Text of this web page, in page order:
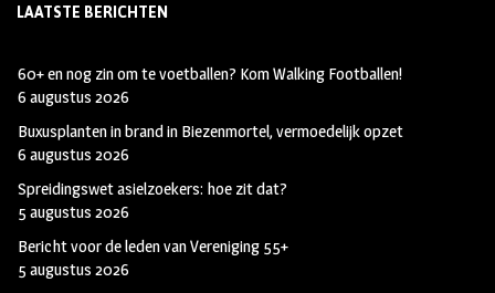
LAATSTE BERICHTEN
60+ en nog zin om te voetballen? Kom Walking Footballen!
6 augustus 2026
Buxusplanten in brand in Biezenmortel, vermoedelijk opzet
6 augustus 2026
Spreidingswet asielzoekers: hoe zit dat?
5 augustus 2026
Bericht voor de leden van Vereniging 55+
5 augustus 2026